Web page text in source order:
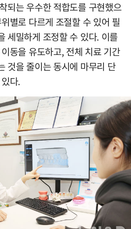
되는 우수한 적합도를 구현했으
별로 다르게 조절할 수 있어 필
세밀하게 조정할 수 있다. 이를
동을 유도하고, 전체 치료 기간
것을 줄이는 동시에 마무리 단
다.